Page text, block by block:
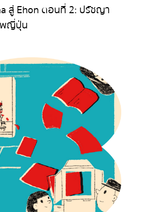
สู่ Ehon ตอนที่ 2: ปรัชญา
ญี่ปุ่น